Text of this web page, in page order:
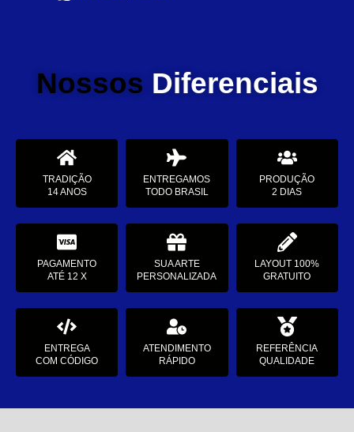
Nossos Diferenciais
TRADIÇÃO
14 ANOS
ENTREGAMOS
TODO BRASIL
PRODUÇÃO
2 DIAS
PAGAMENTO
ATÉ 12 X
SUA ARTE
PERSONALIZADA
LAYOUT 100%
GRATUITO
ENTREGA
COM CÓDIGO
ATENDIMENTO
RÁPIDO
REFERÊNCIA
QUALIDADE